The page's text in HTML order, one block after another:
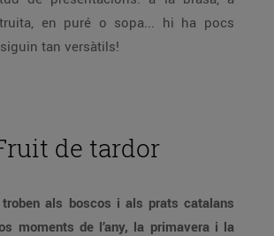
en puré o sopa... hi ha pocs
tan versàtils!
de tardor
als boscos i als prats catalans
moments de l’any, la primavera i la